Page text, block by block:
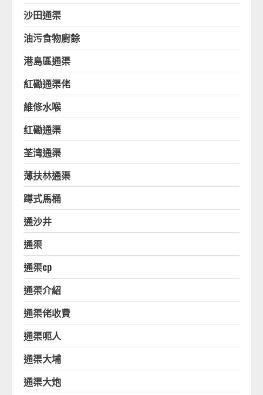
沙田通渠
油污食物廚餘
港島區通渠
紅磡通渠佬
維修水喉
红磡通渠
荃湾通渠
薄扶林通渠
蹲式馬桶
通沙井
通渠
通渠cp
通渠介紹
通渠佬收費
通渠呃人
通渠大埔
通渠大炮